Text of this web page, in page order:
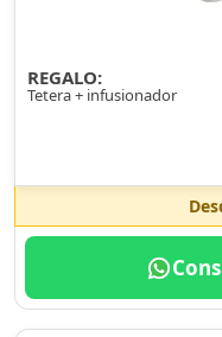
REGALO:
Tetera + infusionador